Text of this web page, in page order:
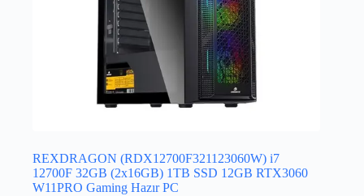
REXDRAGON (RDX12700F321123060W) i7
12700F 32GB (2x16GB) 1TB SSD 12GB RTX3060
W11PRO Gaming Hazır PC